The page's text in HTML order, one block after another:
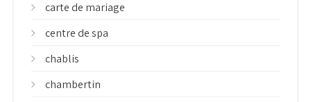
carte de mariage
centre de spa
chablis
chambertin